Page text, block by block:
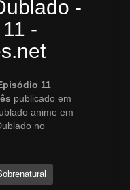
-
-
11
publicado em
anime em
no